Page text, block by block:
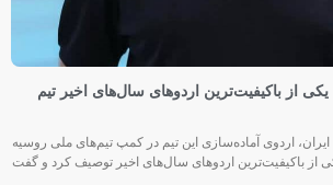
از باکیفیت‌ترین اردوهای سال‌های اخیر تیم
اردوی آماده‌سازی این تیم در کمپ تیم‌های ملی روسیه
از باکیفیت‌ترین اردوهای سال‌های اخیر توصیف کرد و گفت